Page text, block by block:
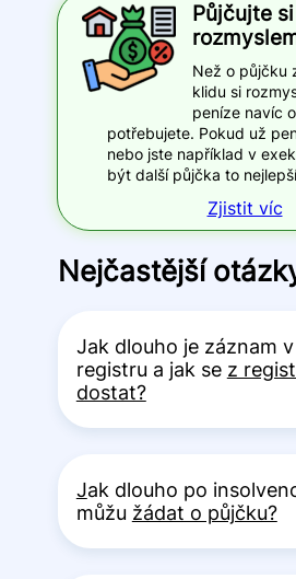
Půjčujte
Než o půjčku
klidu si
peníze navíc
potřebujete. Pokud už
nebo jste například v
být další půjčka to
Zjistit víc
Nejčastější
Jak dlouho je záznam v
registru a jak se z
dostat?
Jak dlouho po
můžu žádat o půjčku?